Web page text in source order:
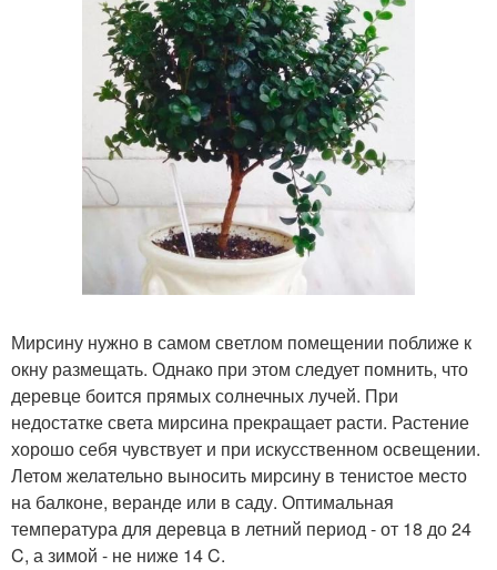
Мирсину нужно в самом светлом помещении поближе к
окну размещать. Однако при этом следует помнить, что
деревце боится прямых солнечных лучей. При
недостатке света мирсина прекращает расти. Растение
хорошо себя чувствует и при искусственном освещении.
Летом желательно выносить мирсину в тенистое место
на балконе, веранде или в саду. Оптимальная
температура для деревца в летний период - от 18 до 24
C, а зимой - не ниже 14 C.